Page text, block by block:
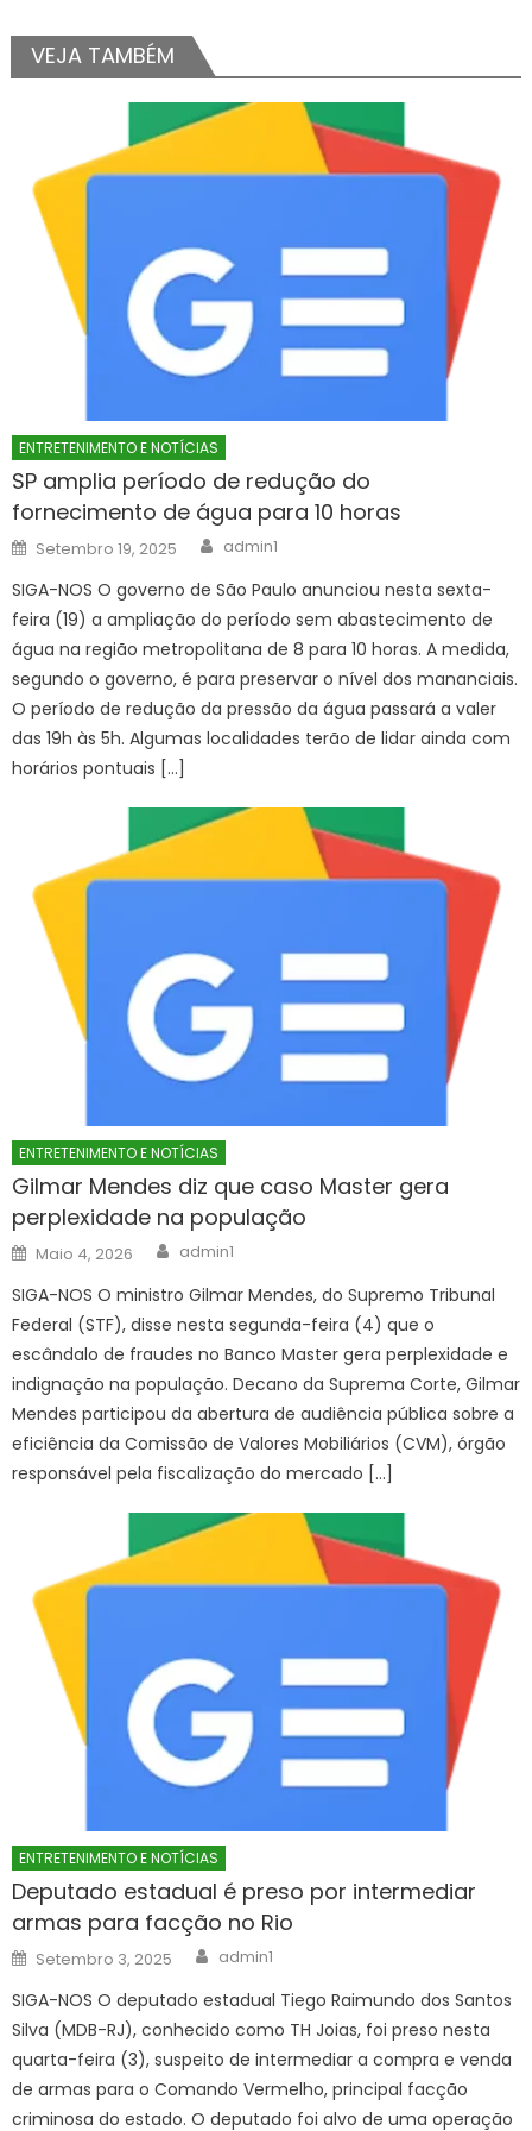
VEJA TAMBÉM
ENTRETENIMENTO E NOTÍCIAS
SP amplia período de redução do
fornecimento de água para 10 horas
Posted
on
Setembro 19, 2025 Author
admin1
SIGA-NOS O governo de São Paulo anunciou nesta sexta-
feira (19) a ampliação do período sem abastecimento de
água na região metropolitana de 8 para 10 horas. A medida,
segundo o governo, é para preservar o nível dos mananciais.
O período de redução da pressão da água passará a valer
das 19h às 5h. Algumas localidades terão de lidar ainda com
horários pontuais […]
ENTRETENIMENTO E NOTÍCIAS
Gilmar Mendes diz que caso Master gera
perplexidade na população
Posted
on
Maio 4, 2026 Author
admin1
SIGA-NOS O ministro Gilmar Mendes, do Supremo Tribunal
Federal (STF), disse nesta segunda-feira (4) que o
escândalo de fraudes no Banco Master gera perplexidade e
indignação na população. Decano da Suprema Corte, Gilmar
Mendes participou da abertura de audiência pública sobre a
eficiência da Comissão de Valores Mobiliários (CVM), órgão
responsável pela fiscalização do mercado […]
ENTRETENIMENTO E NOTÍCIAS
Deputado estadual é preso por intermediar
armas para facção no Rio
Posted
on
Setembro 3, 2025 Author
admin1
SIGA-NOS O deputado estadual Tiego Raimundo dos Santos
Silva (MDB-RJ), conhecido como TH Joias, foi preso nesta
quarta-feira (3), suspeito de intermediar a compra e venda
de armas para o Comando Vermelho, principal facção
criminosa do estado. O deputado foi alvo de uma operação